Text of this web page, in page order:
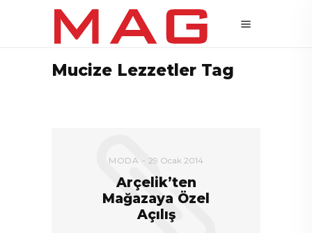
Mucize Lezzetler Tag
MODA 29 Ocak 2014
Arçelik’ten
Mağazaya Özel
Açılış